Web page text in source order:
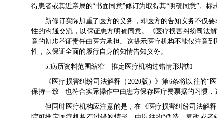
得患者或其近亲属的“书面同意”修订为取得其“明确同意”。
新修订实际加重了医方的义务，即医方的告知义务不仅
性的沟通交流，以保证患方明确同意。《医疗损害纠纷司法
意的初步举证责任由医方承担。这提示医疗机构不能仅注意
性，以保证全面的履行自身的知情告知义务。
5.病历资料范围缩窄，推定医疗机构过错情形增加
《医疗损害纠纷司法解释（2020版）》第6条将以往的
保持一致，也符合实际操作中由患方保存医疗费票据的习惯
但同时医疗机构应注意的是，在《医疗损害纠纷司法解